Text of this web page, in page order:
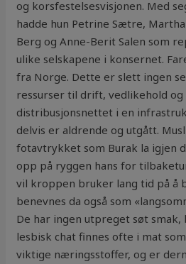
og korsfestelsesvisjonen. Med
hadde hun Petrine Sætre,
Berg og Anne-Berit Salen som
ulike selskapene i konsernet.
fra Norge. Dette er slett ingen
ressurser til drift, vedlikehold og
distribusjonsnettet i en
delvis er aldrende og utgått.
fotavtrykket som Burak la igjen
opp på ryggen hans for
vil kroppen bruker lang tid på å
benevnes da også som
De har ingen utpreget søt smak,
lesbisk chat finnes ofte i mat
viktige næringsstoffer, og er